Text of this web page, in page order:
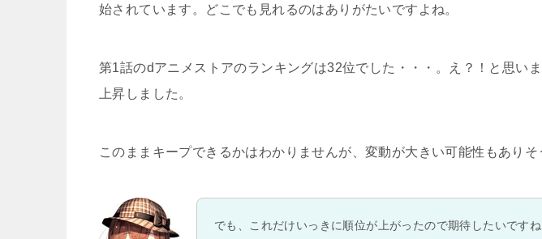
始されています。どこでも見れるのはありがたいですよね。
第1話のdアニメストアのランキングは32位でした・・・。え？！と思い
上昇しました。
このままキープできるかはわかりませんが、変動が大きい可能性もありそ
でも、これだけいっきに順位が上がったので期待したいですね